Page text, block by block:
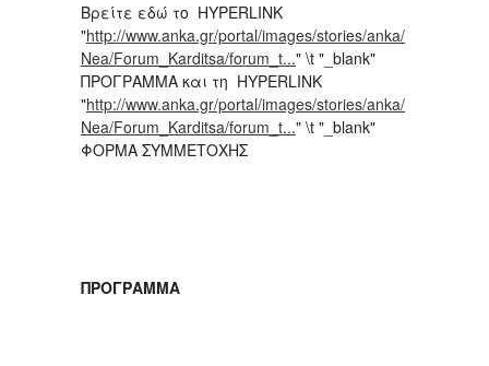
Βρείτε εδώ το HYPERLINK
"http://www.anka.gr/portal/images/stories/anka/
Nea/Forum_Karditsa/forum_t..." \t "_blank"
ΠΡΟΓΡΑΜΜΑ και τη HYPERLINK
"http://www.anka.gr/portal/images/stories/anka/
Nea/Forum_Karditsa/forum_t..." \t "_blank"
ΦΟΡΜΑ ΣΥΜΜΕΤΟΧΗΣ
ΠΡΟΓΡΑΜΜΑ